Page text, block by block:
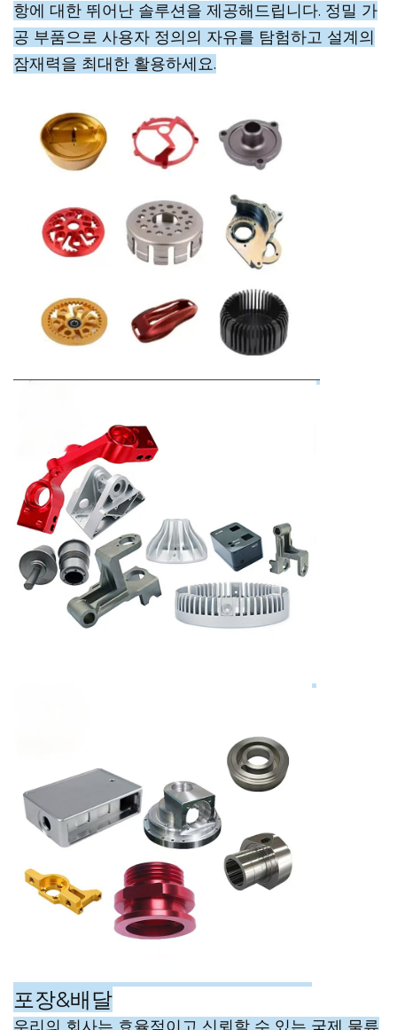
항에 대한 뛰어난 솔루션을 제공해드립니다. 정밀 가
공 부품으로 사용자 정의의 자유를 탐험하고 설계의
잠재력을 최대한 활용하세요.
포장&배달